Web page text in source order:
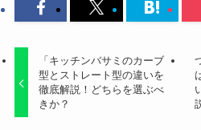
徹底解説！どちらを選ぶべ
きか？
この記事を書いた人